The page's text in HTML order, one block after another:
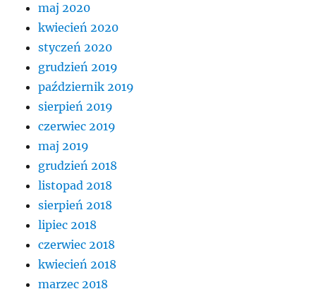
maj 2020
kwiecień 2020
styczeń 2020
grudzień 2019
październik 2019
sierpień 2019
czerwiec 2019
maj 2019
grudzień 2018
listopad 2018
sierpień 2018
lipiec 2018
czerwiec 2018
kwiecień 2018
marzec 2018